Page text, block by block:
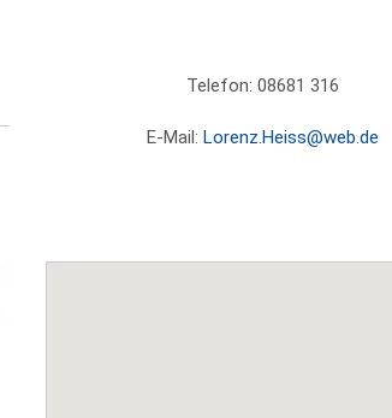
Telefon: 08681 316
E-Mail: Lorenz.Heiss@web.de